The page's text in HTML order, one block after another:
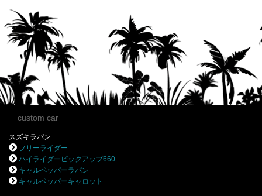
custom car
スズキラパン
フリーライダー
ハイライダーピックアップ660
キャルペッパーラパン
キャルペッパーキャロット